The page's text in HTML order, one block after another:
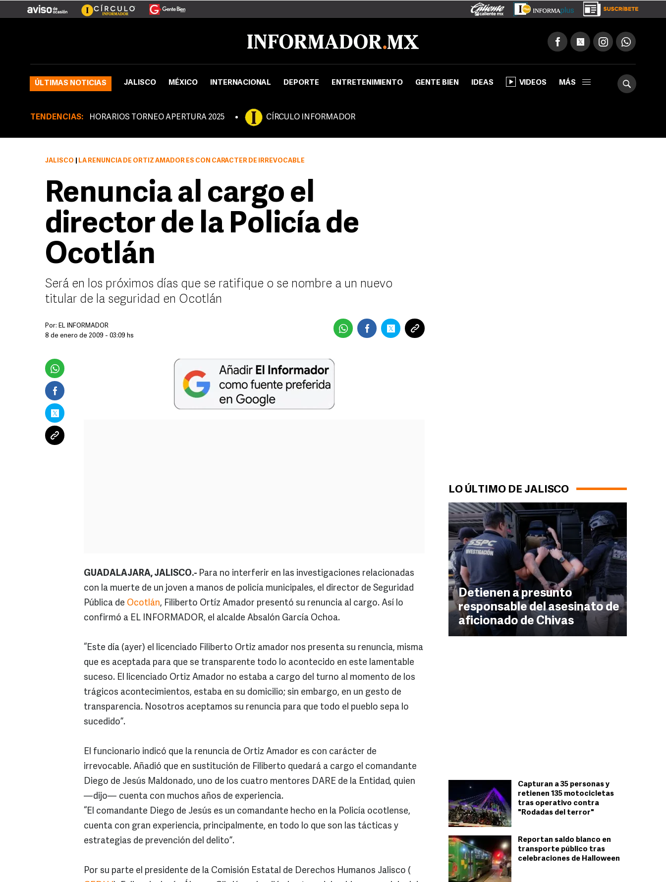
ÚLTIMAS NOTICIAS JALISCO MÉXICO INTERNACIONAL DEPORTE ENTRETENIMIENTO GENTE BIEN IDEAS VIDEOS MÁS
TENDENCIAS: HORARIOS TORNEO APERTURA 2025 CÍRCULO INFORMADOR
LO ÚLTIMO DE JALISCO
Detienen a presunto
responsable del asesinato de
aficionado de Chivas
Capturan a 35 personas y
retienen 135 motocicletas
tras operativo contra
"Rodadas del terror"
Reportan saldo blanco en
transporte público tras
celebraciones de Halloween
JALISCO LA RENUNCIA DE ORTIZ AMADOR ES CON CARÁCTER DE IRREVOCABLE
Renuncia al cargo el
director de la Policía de
Ocotlán
Será en los próximos días que se ratifique o se nombre a un nuevo
titular de la seguridad en Ocotlán
Por: EL INFORMADOR
8 de enero de 2009 - 03:09 hs
GUADALAJARA, JALISCO.- Para no interferir en las investigaciones relacionadas
con la muerte de un joven a manos de policía municipales, el director de Seguridad
Pública de Ocotlán, Filiberto Ortíz Amador presentó su renuncia al cargo. Así lo
confirmó a EL INFORMADOR, el alcalde Absalón García Ochoa.
“Este día (ayer) el licenciado Filiberto Ortiz amador nos presenta su renuncia, misma
que es aceptada para que se transparente todo lo acontecido en este lamentable
suceso. El licenciado Ortiz Amador no estaba a cargo del turno al momento de los
trágicos acontecimientos, estaba en su domicilio; sin embargo, en un gesto de
transparencia. Nosotros aceptamos su renuncia para que todo el pueblo sepa lo
sucedido”.
El funcionario indicó que la renuncia de Ortiz Amador es con carácter de
irrevocable. Añadió que en sustitución de Filiberto quedará a cargo el comandante
Diego de Jesús Maldonado, uno de los cuatro mentores DARE de la Entidad, quien
—dijo— cuenta con muchos años de experiencia.
“El comandante Diego de Jesús es un comandante hecho en la Policía ocotlense,
cuenta con gran experiencia, principalmente, en todo lo que son las tácticas y
estrategias de prevención del delito”.
Por su parte el presidente de la Comisión Estatal de Derechos Humanos Jalisco (